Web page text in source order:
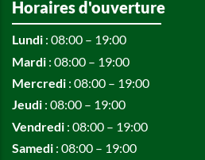
Horaires d'ouverture
Lundi : 08:00 – 19:00
Mardi : 08:00 – 19:00
Mercredi : 08:00 – 19:00
Jeudi : 08:00 – 19:00
Vendredi : 08:00 – 19:00
Samedi : 08:00 – 19:00